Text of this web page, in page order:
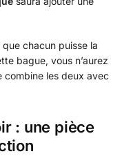
chacun puisse la
bague, vous n’aurez
combine les deux avec
: une pièce